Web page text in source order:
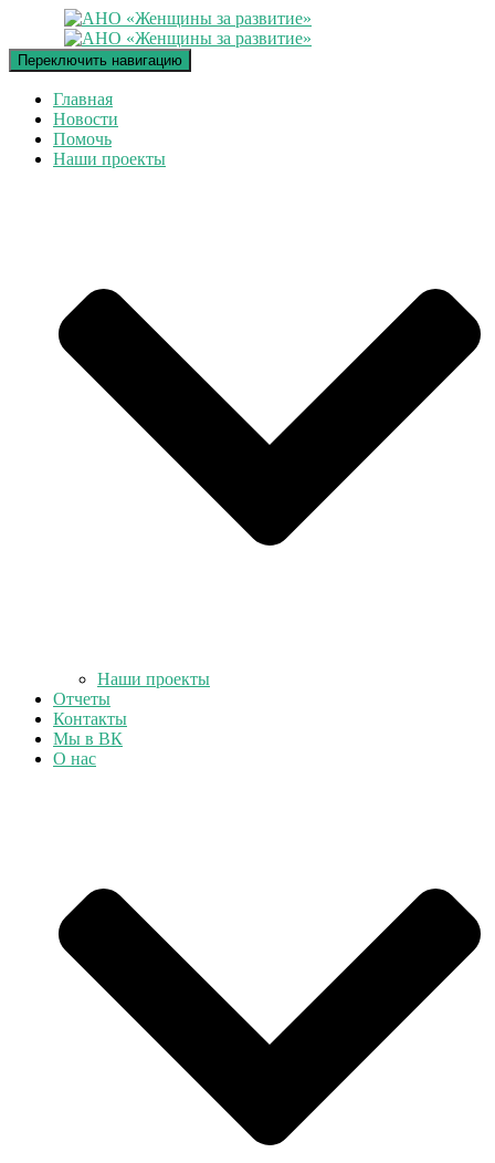
Переключить навигацию
Главная
Новости
Помочь
Наши проекты
Наши проекты
Отчеты
Контакты
Мы в ВК
О нас